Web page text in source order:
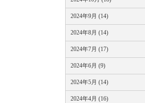
2024年9月 (14)
2024年8月 (14)
2024年7月 (17)
2024年6月 (9)
2024年5月 (14)
2024年4月 (16)